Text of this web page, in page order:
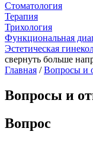
Стоматология
Терапия
Трихология
Функциональная
Эстетическая
свернуть больше
Главная /Вопросы и
Вопросы и
Вопрос